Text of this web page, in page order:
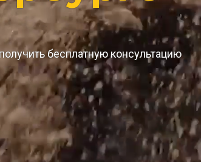
бесплатную консультацию